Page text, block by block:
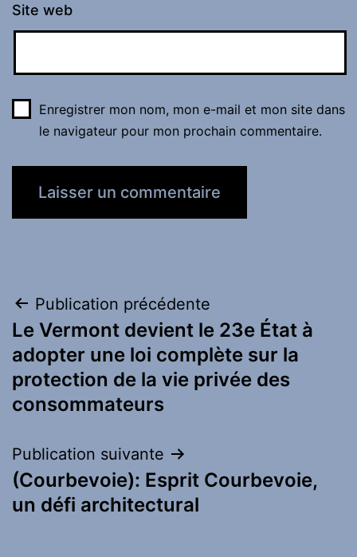
Site web
Enregistrer mon nom, mon e-mail et mon site dans
le navigateur pour mon prochain commentaire.
Navigation
de
l’article
Publication précédente
Le Vermont devient le 23e État à
adopter une loi complète sur la
protection de la vie privée des
consommateurs
Publication suivante
(Courbevoie): Esprit Courbevoie,
un défi architectural